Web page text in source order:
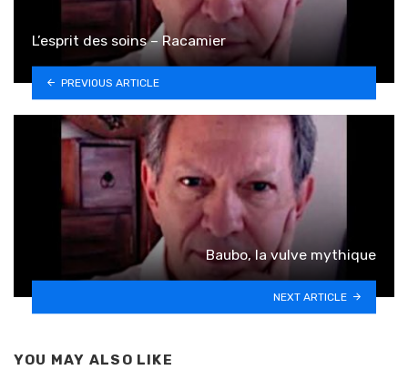
L’esprit des soins – Racamier
PREVIOUS ARTICLE
Baubo, la vulve mythique
NEXT ARTICLE
YOU MAY ALSO LIKE